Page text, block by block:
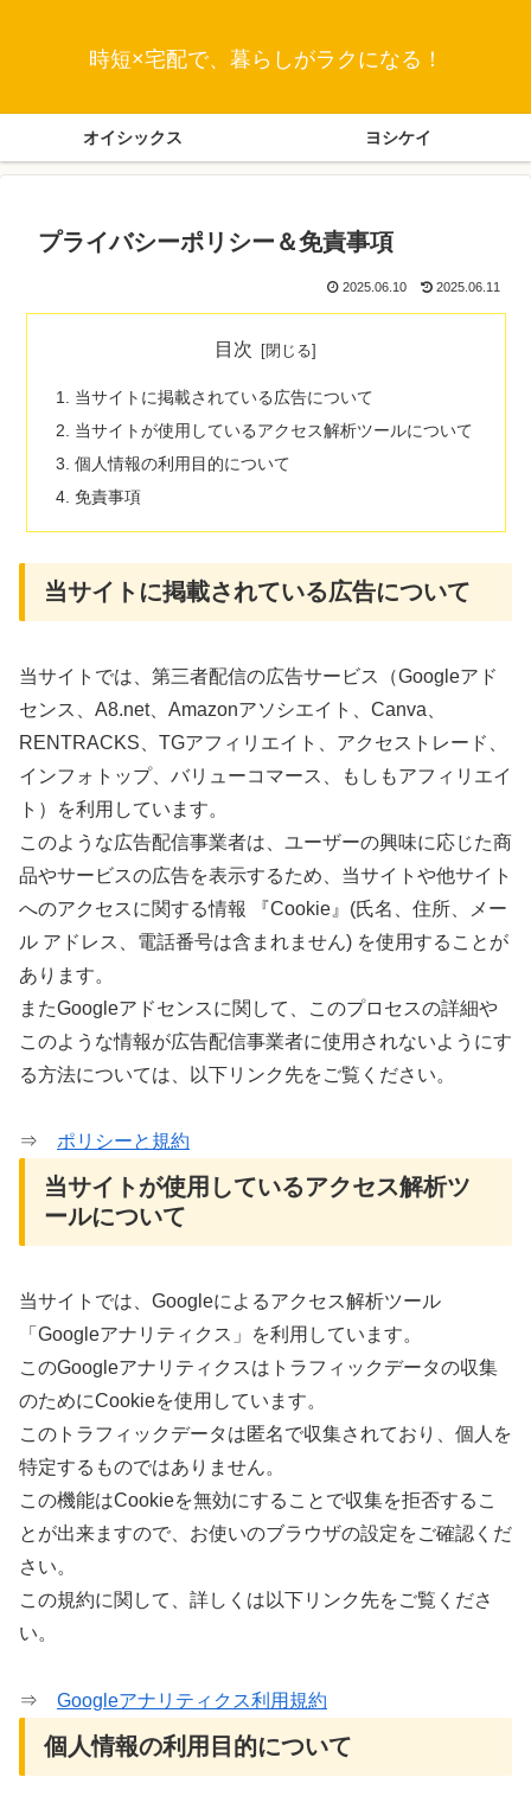
時短×宅配で、暮らしがラクになる！
オイシックス ヨシケイ
プライバシーポリシー＆免責事項
2025.06.10 2025.06.11
目次
当サイトに掲載されている広告について
当サイトが使用しているアクセス解析ツールについて
個人情報の利用目的について
免責事項
当サイトに掲載されている広告について
当サイトでは、第三者配信の広告サービス（Googleアド
センス、A8.net、Amazonアソシエイト、Canva、
RENTRACKS、TGアフィリエイト、アクセストレード、
インフォトップ、バリューコマース、もしもアフィリエイ
ト）を利用しています。
このような広告配信事業者は、ユーザーの興味に応じた商
品やサービスの広告を表示するため、当サイトや他サイト
へのアクセスに関する情報 『Cookie』(氏名、住所、メー
ル アドレス、電話番号は含まれません) を使用することが
あります。
またGoogleアドセンスに関して、このプロセスの詳細や
このような情報が広告配信事業者に使用されないようにす
る方法については、以下リンク先をご覧ください。
⇒ ポリシーと規約
当サイトが使用しているアクセス解析ツ
ールについて
当サイトでは、Googleによるアクセス解析ツール
「Googleアナリティクス」を利用しています。
このGoogleアナリティクスはトラフィックデータの収集
のためにCookieを使用しています。
このトラフィックデータは匿名で収集されており、個人を
特定するものではありません。
この機能はCookieを無効にすることで収集を拒否するこ
とが出来ますので、お使いのブラウザの設定をご確認くだ
さい。
この規約に関して、詳しくは以下リンク先をご覧くださ
い。
⇒ Googleアナリティクス利用規約
個人情報の利用目的について